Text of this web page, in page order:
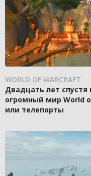
WORLD OF WARCRAFT
Двадцать лет спустя
огромный мир World
или телепорты